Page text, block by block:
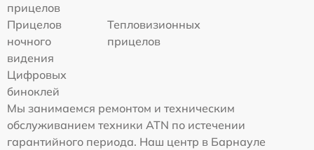
прицелов
Прицелов
ночного
видения
Тепловизионных
прицелов
Цифровых
биноклей
Мы занимаемся ремонтом и техническим
обслуживанием техники ATN по истечении
гарантийного периода. Наш центр в Барнауле